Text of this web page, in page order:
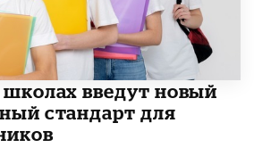
введут новый
стандарт для